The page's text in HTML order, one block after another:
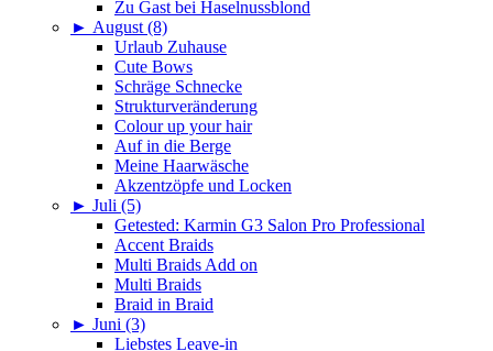
Zu Gast bei Haselnussblond
► August (8)
Urlaub Zuhause
Cute Bows
Schräge Schnecke
Strukturveränderung
Colour up your hair
Auf in die Berge
Meine Haarwäsche
Akzentzöpfe und Locken
► Juli (5)
Getested: Karmin G3 Salon Pro Professional
Accent Braids
Multi Braids Add on
Multi Braids
Braid in Braid
► Juni (3)
Liebstes Leave-in